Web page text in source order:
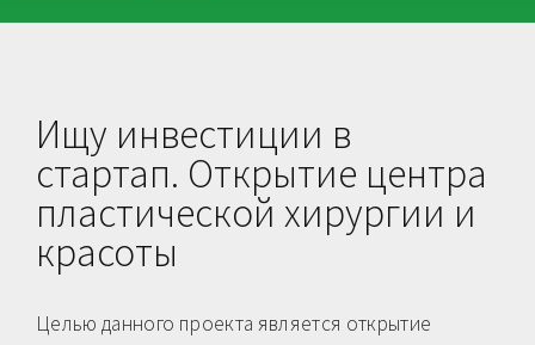
Ищу инвестиции в
стартап. Открытие центра
пластической хирургии и
красоты
Целью данного проекта является открытие